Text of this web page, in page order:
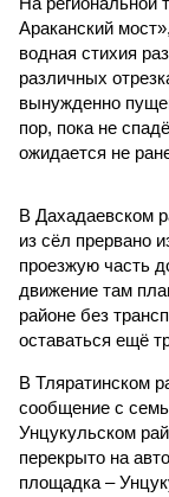
Араканский
водная стихия
различных
вынужденно
пор, пока не
ожидается не
В Дахадаевском
из сёл прервано
проезжую часть
движение там
районе без
оставаться ещё
В Тляратинском
сообщение с
Унцукульском
перекрыто на
площадка –